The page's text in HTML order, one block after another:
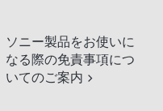
ソニー製品をお使いに
なる際の免責事項につ
いてのご案内